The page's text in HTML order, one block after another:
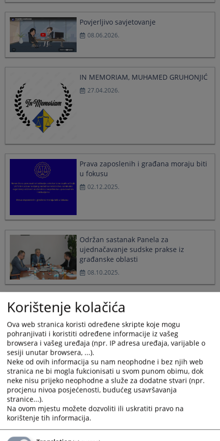
date.
the
question
mark
key
the
keyboard
shortcuts
changing
date.
Press
the
mark
key
to
the
Povjerljivo savjetovanje
08.06.2026.
IN MEMORIAM, MUHAMED GRUHONJIĆ
27.04.2026.
Prava zaposlenih i građana moraju biti
u fokusu
02.12.2025.
Održan sastanak Panela za
ujednačavanje sudske prakse iz
građanske oblasti
08.10.2025.
Korištenje vještačke inteligencije u
harmonizaciji sudske prakse
02.09.2025.
Nova Pravila o radu Panela za
ujednačavanje sudske prakse u BiH
15.07.2025.
Korištenje kolačića
Ova web stranica koristi određene skripte koje mogu
pohranjivati i koristiti određene informacije iz vašeg
browsera i vašeg uređaja (npr. IP adresa uređaja, varijable o
sesiji unutar browsera, ...).
Neke od ovih informacija su nam neophodne i bez njih web
stranica ne bi mogla fukcionisati u svom punom obimu, dok
neke nisu prijeko neophodne a služe za dodatne stvari (npr.
procjenu nivoa posjećenosti, budućeg usavršavanja
stranice...).
Na ovom mjestu možete dozvoliti ili uskratiti pravo na
korištenje tih informacija.